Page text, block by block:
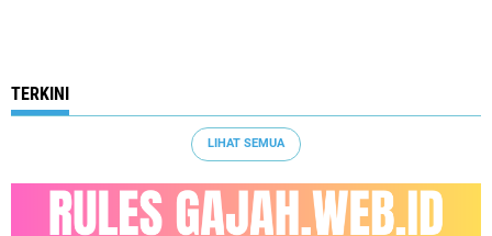
TERKINI
LIHAT SEMUA